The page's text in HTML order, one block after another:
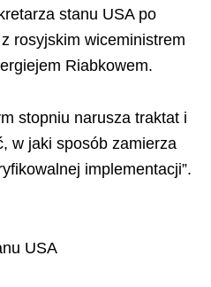
stanu USA po
rosyjskim wiceministrem
Riabkowem.
stopniu narusza traktat i
w jaki sposób zamierza
implementacji”.
USA